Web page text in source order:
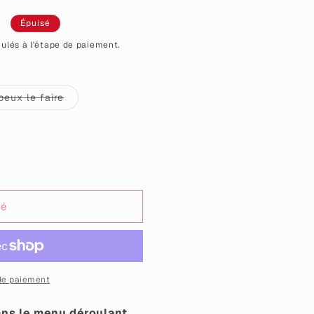
Épuisé
à l'étape de paiement.
le faireVariante
épuisée
paiement